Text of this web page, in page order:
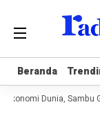
Beranda
Beranda
Dunia, Sambu